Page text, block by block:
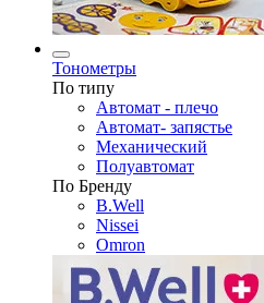
Тонометры
По типу
Автомат - плечо
Автомат- запястье
Механический
Полуавтомат
По Бренду
B.Well
Nissei
Omron